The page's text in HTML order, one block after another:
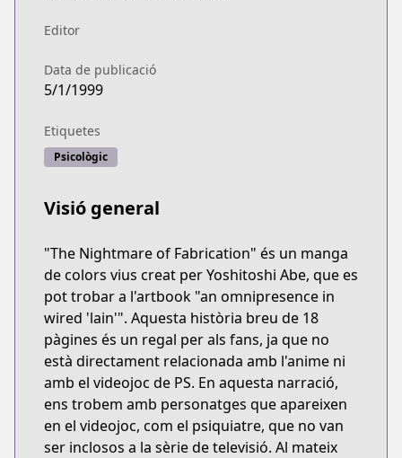
Editor
Data de publicació
5/1/1999
Etiquetes
Psicològic
Visió general
"The Nightmare of Fabrication" és un manga
de colors vius creat per Yoshitoshi Abe, que es
pot trobar a l'artbook "an omnipresence in
wired 'lain'". Aquesta història breu de 18
pàgines és un regal per als fans, ja que no
està directament relacionada amb l'anime ni
amb el videojoc de PS. En aquesta narració,
ens trobem amb personatges que apareixen
en el videojoc, com el psiquiatre, que no van
ser inclosos a la sèrie de televisió. Al mateix